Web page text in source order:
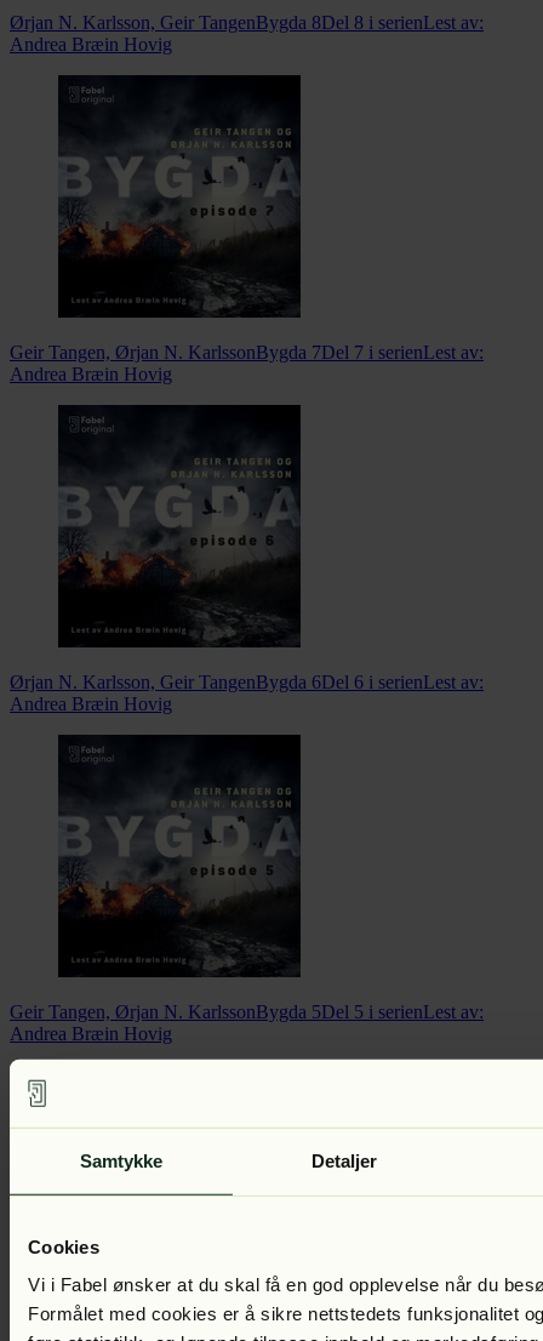
Samtykke Detaljer
Cookies
Vi i Fabel ønsker at du skal få en god opplevelse når du
Formålet med cookies er å sikre nettstedets funksjonalitet
Ørjan N. Karlsson, Geir TangenBygda 8Del 8 i serienLest av:
Andrea Bræin Hovig
Geir Tangen, Ørjan N. KarlssonBygda 7Del 7 i serienLest av:
Andrea Bræin Hovig
Ørjan N. Karlsson, Geir TangenBygda 6Del 6 i serienLest av:
Andrea Bræin Hovig
Geir Tangen, Ørjan N. KarlssonBygda 5Del 5 i serienLest av:
Andrea Bræin Hovig